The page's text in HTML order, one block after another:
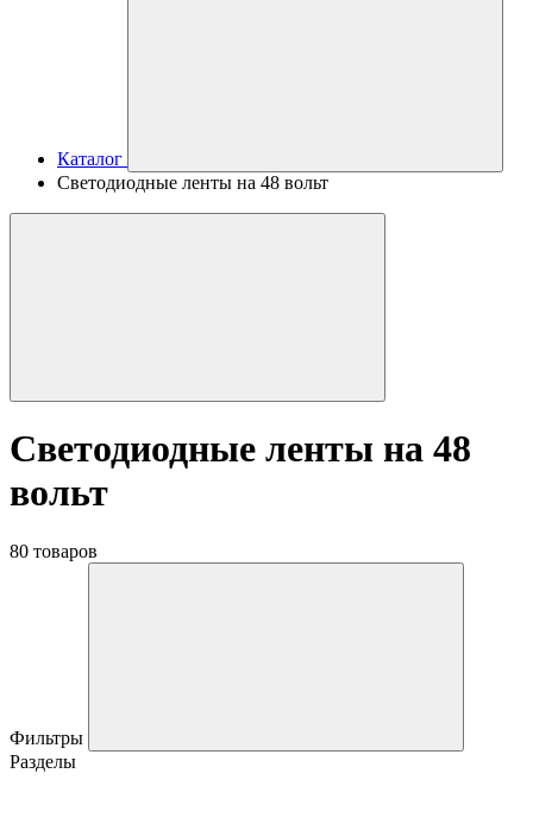
Каталог
Светодиодные ленты на 48 вольт
Светодиодные ленты на 48
вольт
80 товаров
Фильтры
Разделы